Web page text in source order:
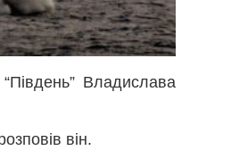
Владислава
він.